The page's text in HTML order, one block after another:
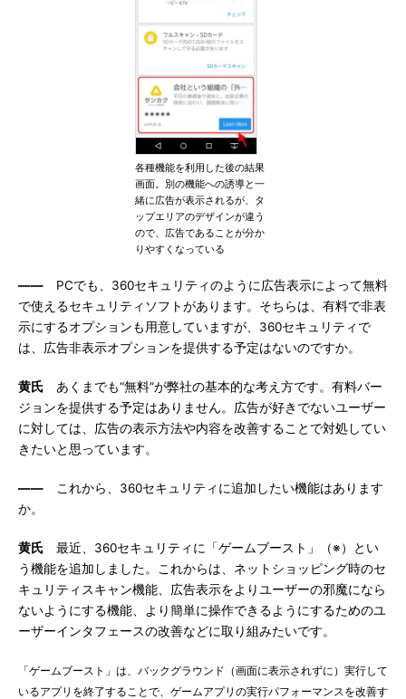
各種機能を利用した後の結果
画面。別の機能への誘導と一
緒に広告が表示されるが、タ
ップエリアのデザインが違う
ので、広告であることが分か
りやすくなっている
―― PCでも、360セキュリティのように広告表示によって無料
で使えるセキュリティソフトがあります。そちらは、有料で非表
示にするオプションも用意していますが、360セキュリティで
は、広告非表示オプションを提供する予定はないのですか。
黄氏 あくまでも“無料”が弊社の基本的な考え方です。有料バー
ジョンを提供する予定はありません。広告が好きでないユーザー
に対しては、広告の表示方法や内容を改善することで対処してい
きたいと思っています。
―― これから、360セキュリティに追加したい機能はあります
か。
黄氏 最近、360セキュリティに「ゲームブースト」（※）とい
う機能を追加しました。これからは、ネットショッピング時のセ
キュリティスキャン機能、広告表示をよりユーザーの邪魔になら
ないようにする機能、より簡単に操作できるようにするためのユ
ーザーインタフェースの改善などに取り組みたいです。
「ゲームブースト」は、バックグラウンド（画面に表示されずに）実行して
いるアプリを終了することで、ゲームアプリの実行パフォーマンスを改善す